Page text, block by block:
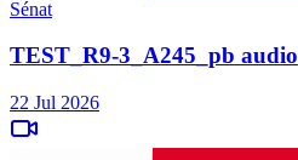
Sénat
TEST_R9-3_A245_pb audio
22 Jul 2026